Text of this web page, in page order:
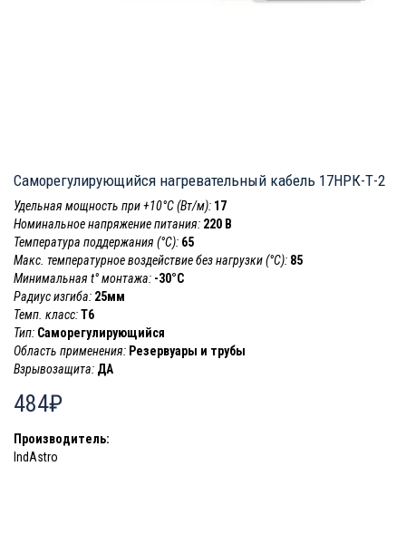
Саморегулирующийся нагревательный кабель 17НРК-Т-2
Удельная мощность при +10°С (Вт/м): 17
Номинальное напряжение питания: 220 В
Температура поддержания (°С): 65
Макс. температурное воздействие без нагрузки (°С): 85
Минимальная t° монтажа: -30°C
Радиус изгиба: 25мм
Темп. класс:T6
Тип: Саморегулирующийся
Область применения: Резервуары и трубы
Взрывозащита: ДА
484₽
Производитель:
IndAstro